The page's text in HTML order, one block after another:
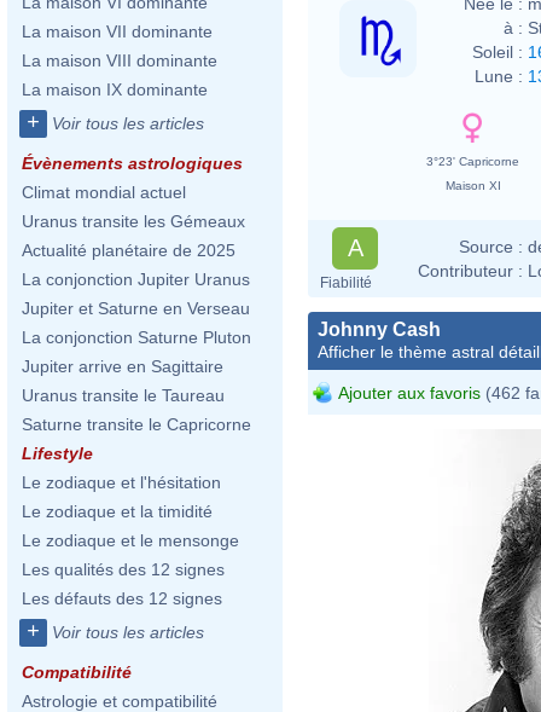
La maison VII dominante
La maison VIII dominante
La maison IX dominante
+ Voir tous les articles
Évènements astrologiques
Climat mondial actuel
Uranus transite les Gémeaux
Actualité planétaire de 2025
La conjonction Jupiter Uranus
Jupiter et Saturne en Verseau
La conjonction Saturne Pluton
Jupiter arrive en Sagittaire
Uranus transite le Taureau
Saturne transite le Capricorne
Lifestyle
Le zodiaque et l'hésitation
Le zodiaque et la timidité
Le zodiaque et le mensonge
Les qualités des 12 signes
Les défauts des 12 signes
+ Voir tous les articles
Compatibilité
Astrologie et compatibilité
à :
Soleil :
Lune :
3°23' Capricorne
Maison XI
A
Fiabilité
Source :
Contributeur :
Johnny Cash
Afficher le thème astral
Ajouter aux favoris (462